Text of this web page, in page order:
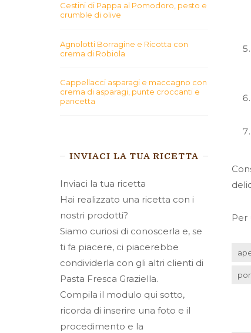
Per
Cestini di Pappa al Pomodoro, pesto e
crumble di olive
Agnolotti Borragine e Ricotta con
crema di Robiola
Cappellacci asparagi e maccagno con
crema di asparagi, punte croccanti e
pancetta
INVIACI LA TUA RICETTA
Inviaci la tua ricetta
Hai realizzato una ricetta con i
nostri prodotti?
Siamo curiosi di conoscerla e, se
ti fa piacere, ci piacerebbe
condividerla con gli altri clienti di
Pasta Fresca Graziella.
Compila il modulo qui sotto,
ricorda di inserire una foto e il
procedimento e la